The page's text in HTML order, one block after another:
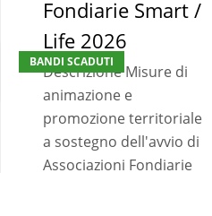
BANDI SCADUTI
Associazioni
Fondiarie
Fondiarie Smart /
Life 2026
Descrizione Misure di
animazione e
promozione territoriale
a sostegno dell'avvio di
Associazioni Fondiarie